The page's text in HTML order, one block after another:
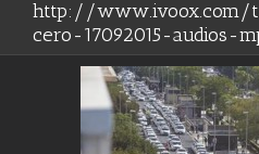
http://www.ivoox.com/
cero-17092015-audios-